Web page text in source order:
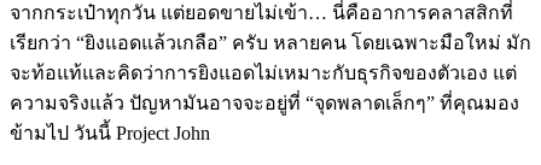
จากกระเป๋าทุกวัน แต่ยอดขายไม่เข้า… นี่คืออาการคลาสสิกที่
เรียกว่า “ยิงแอดแล้วเกลือ” ครับ หลายคน โดยเฉพาะมือใหม่ มัก
จะท้อแท้และคิดว่าการยิงแอดไม่เหมาะกับธุรกิจของตัวเอง แต่
ความจริงแล้ว ปัญหามันอาจจะอยู่ที่ “จุดพลาดเล็กๆ” ที่คุณมอง
ข้ามไป วันนี้ Project John